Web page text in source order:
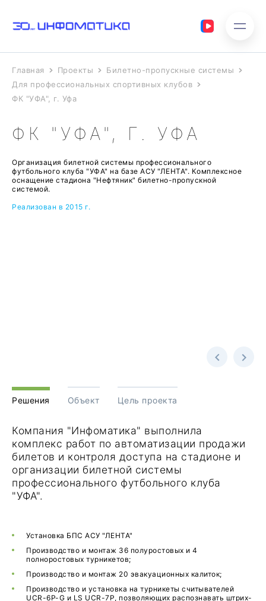
Главная Проекты
Билетно-пропускные системы
Для профессиональных спортивных клубов
ФК "УФА", г. Уфа
ФК "УФА", Г. УФА
Организация билетной системы профессионального
футбольного клуба "УФА" на базе АСУ "ЛЕНТА". Комплексное
оснащение стадиона "Нефтяник" билетно-пропускной
системой.
Реализован в 2015 г.
Решения Объект Цель проекта
Компания "Инфоматика" выполнила
комплекс работ по автоматизации продажи
билетов и контроля доступа на стадионе и
организации билетной системы
профессионального футбольного клуба
"УФА".
Установка БПС АСУ "ЛЕНТА"
Производство и монтаж 36 полуростовых и 4
полноростовых турникетов;
Производство и монтаж 20 эвакуационных калиток;
Производство и установка на турникеты считывателей
UCR-6P-G и LS UCR-7P, позволяющих распознавать штрих-